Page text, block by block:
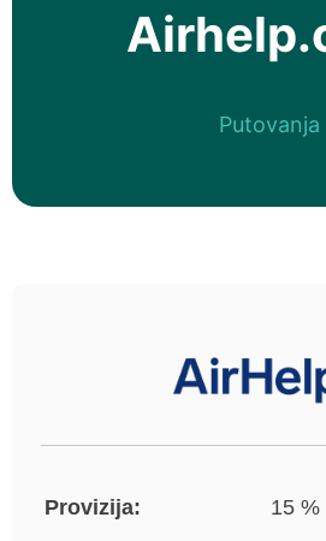
Putovanja
Provizija:
15 %